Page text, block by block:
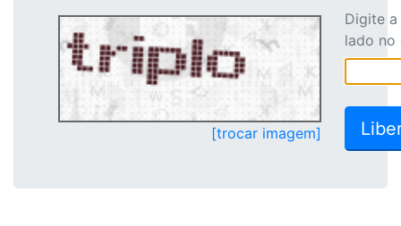
[trocar imagem]
Digite
lado no